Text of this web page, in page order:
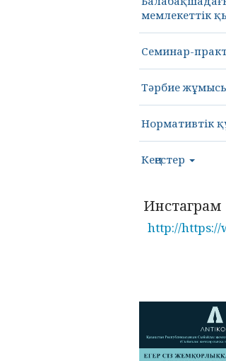
мемлекеттік
Семинар-
Тәрбие
Нормативтік
Кеңестер
Инстаграм
http://https://